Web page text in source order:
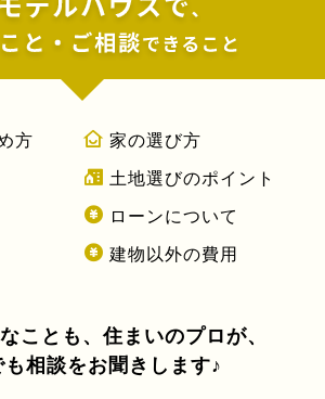
方 家の選び方
土地選びのポイント
ローンについて
建物以外の費用
ことも、住まいのプロが、
も相談をお聞きします♪